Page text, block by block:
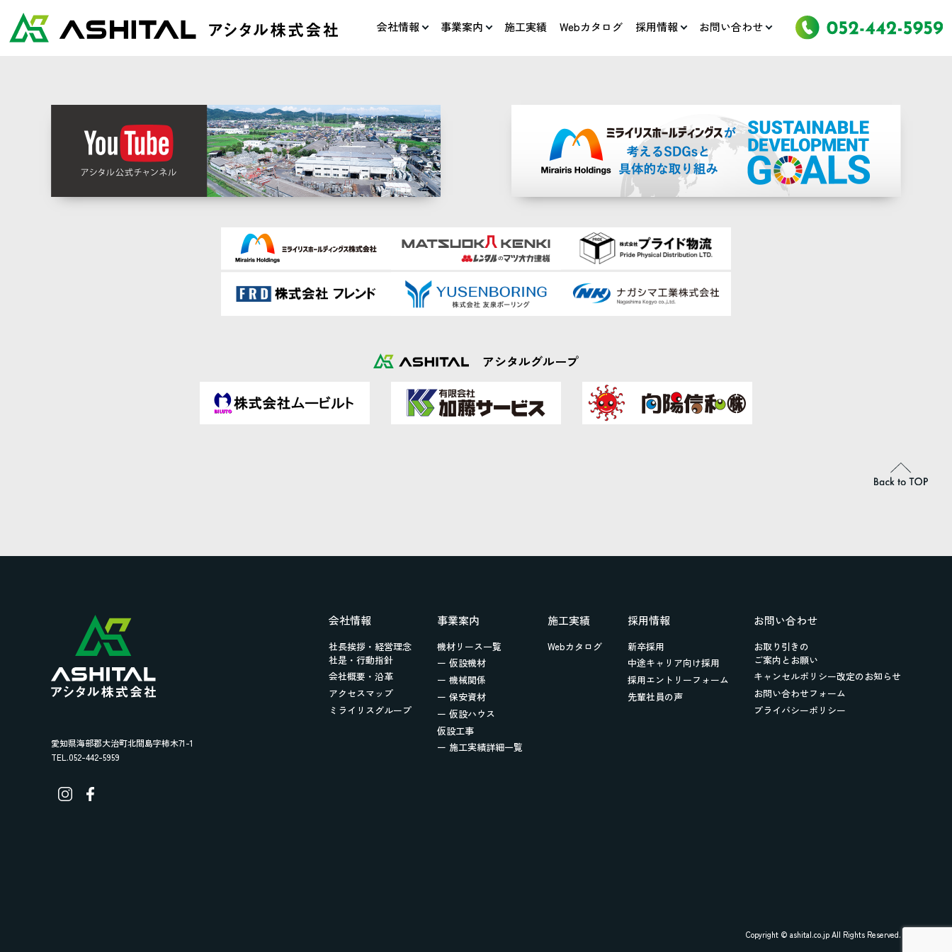
会社情報 事業案内 施工実績 Webカタログ 採用情報 お問い合わせ
アシタルグループ
愛知県海部郡大治町北間島字柿木71-1
TEL.052-442-5959
会社情報
社長挨拶・経営理念
社是・行動指針
会社概要・沿革
アクセスマップ
ミライリスグループ
事業案内
機材リース一覧
ー 仮設機材
ー 機械関係
ー 保安資材
ー 仮設ハウス
仮設工事
ー 施工実績詳細一覧
施工実績
Webカタログ
採用情報
新卒採用
中途キャリア向け採用
採用エントリーフォーム
先輩社員の声
お問い合わせ
お取り引きの
ご案内とお願い
キャンセルポリシー改定のお知らせ
お問い合わせフォーム
プライバシーポリシー
Copyright © ashital.co.jp All Rights Reserved.